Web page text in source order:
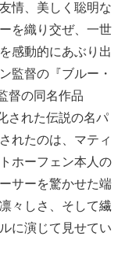
情、美しく聡明な
を織り交ぜ、一世
感動的にあぶり出
監督の『ブルー・
督の同名作品
された伝説の名パ
れたのは、マティ
ホーフェン本人の
サーを驚かせた端
々しさ、そして繊
に演じて見せてい